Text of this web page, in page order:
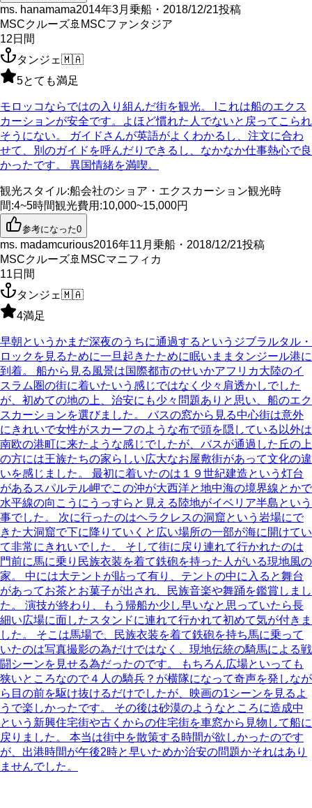
ms. hanamama2014年3月乗船・2018/12/21投稿
MSCクルーズ🚢 MSCファンタジア
12 日間
タンジェ🇲🇦
5とても満足
モロッコならではの入り組んだ街を観光。 lこれは船のエクス
カーションが安全です。よほど慣れた人でないと戻ってこられ
そうにない。 ガイドさんが英語がよくわかるし、注文に合わ
せて、別のガイドを呼んだりできるし、なかなか仕事熱心で良
かったです。 異国情緒を満喫。
観光スタイル:船会社のショア・エクスカーション観光時
間:4~5時間観光費用 :10,000~15,000円
参考になった0
ms. madamcurious2016年11月乗船・2018/12/21投稿
MSCクルーズ🚢 MSCマニフィカ
11 日間
タンジェ🇲🇦
4満足
早朝というかまだ深夜のうちに通過するというジブラルタル・
ロックを見るために一旦起きたために眠いままタンジール港に
到着。 船から見る風景は国際都市のせいかアフリカ大陸のイ
スラム圏の街に着いたいう感じではなく少々肩透かしでした
が、初めての地の上、治安にも少々問題ありと思い、船のエク
スカーションを選びました。 バスの窓から見る中心街は意外
にきれいで女性がスカーフのような布で頭を隠している以外は
南欧の港町に来たような感じでしたが、バスが通過した丘の上
の方には王族たちの家らしい広大なお屋敷街があって文化の違
いを感じました。 最初に着いたのは１９世紀建造という灯台
があるスパルテル岬でこの沖が大西洋と地中海の境界線とかで
水平線の向こうにうっすらと見える陸地がイベリア半島という
事でした。 次に行ったのはヘラクレスの洞窟という岩場にで
きた大洞窟で下に降りていくと広い場所の一部が海に開けてい
て非常にきれいでした。 そして街に戻り連れて行かれたのは
門前に馬に乗り民族衣装を着て鉄砲を持った人がいる現地風の
家。 中には大テントが貼って有り、テントの中に入ると舞台
があってお茶とお菓子が出され、民族音楽や舞踊を鑑賞しまし
た。 演技が終わり、もう帰船か少し早いなと思っていたら長
細い広場に面したスタンドに連れて行かれて初めて気が付きま
した。 そこは馬場で、民族衣装を着て鉄砲を持ち馬に乗って
いたのは写真撮影の為だけではなく、現地伝統の騎馬による戦
闘シーンを見せる為だったのです。 もちろん広場といっても
狭いところなので４人の騎兵？が横隊になって奇声を発しなが
ら目の前を駆け抜けるだけでしたが、映画の1シーンを見るよ
うで楽しかったです。 その後は砂漠のようなところに造成中
という新興住宅街や古くからの住宅街を車窓から見物して船に
戻りました。 本当は街中を散策する時間が欲しかったのです
が、出港時間が午後2時と早いためか治安の問題かそれはあり
ませんでした。